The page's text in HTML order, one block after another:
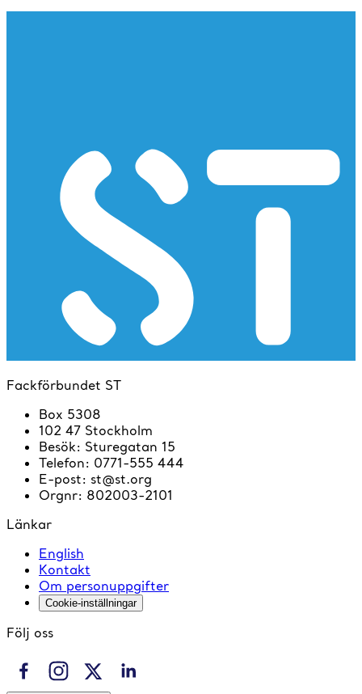
Fackförbundet ST
Box 5308
102 47 Stockholm
Besök: Sturegatan 15
Telefon: 0771-555 444
E-post: st@st.org
Orgnr: 802003-2101
Länkar
English
Kontakt
Om personuppgifter
Cookie-inställningar
Följ oss